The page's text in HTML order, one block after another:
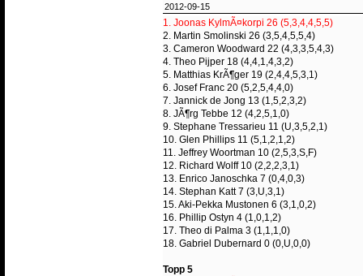
2012-09-15
1. Joonas KylmÃ¤korpi 26 (5,3,4,4,5,5)
2. Martin Smolinski 26 (3,5,4,5,5,4)
3. Cameron Woodward 22 (4,3,3,5,4,3)
4. Theo Pijper 18 (4,4,1,4,3,2)
5. Matthias KrÃ¶ger 19 (2,4,4,5,3,1)
6. Josef Franc 20 (5,2,5,4,4,0)
7. Jannick de Jong 13 (1,5,2,3,2)
8. JÃ¶rg Tebbe 12 (4,2,5,1,0)
9. Stephane Tressarieu 11 (U,3,5,2,1)
10. Glen Phillips 11 (5,1,2,1,2)
11. Jeffrey Woortman 10 (2,5,3,S,F)
12. Richard Wolff 10 (2,2,2,3,1)
13. Enrico Janoschka 7 (0,4,0,3)
14. Stephan Katt 7 (3,U,3,1)
15. Aki-Pekka Mustonen 6 (3,1,0,2)
16. Phillip Ostyn 4 (1,0,1,2)
17. Theo di Palma 3 (1,1,1,0)
18. Gabriel Dubernard 0 (0,U,0,0)
Topp 5